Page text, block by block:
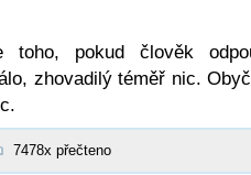
toho, pokud člověk
zhovadilý téměř nic.
7478x přečteno